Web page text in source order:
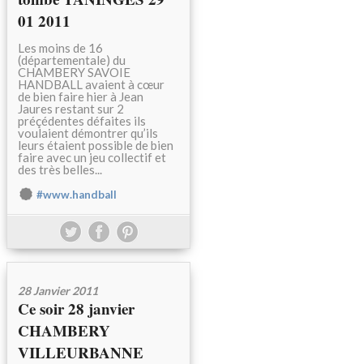
01 2011
Les moins de 16
(départementale) du
CHAMBERY SAVOIE
HANDBALL avaient à cœur
de bien faire hier à Jean
Jaures restant sur 2
préçédentes défaites ils
voulaient démontrer qu’ils
leurs étaient possible de bien
faire avec un jeu collectif et
des très belles...
#www.handball
28 Janvier 2011
Ce soir 28 janvier
CHAMBERY
VILLEURBANNE